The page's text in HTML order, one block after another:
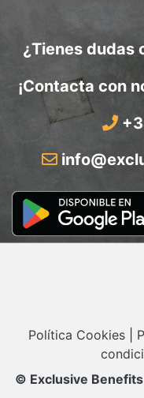
¿Tienes dudas
¡Contacta con
Política Cookies|
© Exclusive